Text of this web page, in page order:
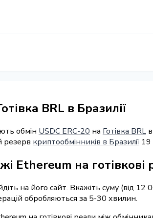
BRL в Бразилії
обмін USDC ERC-20 на Готівка BRL
резерв криптообмінників в Бразилії
Ethereum на готівкові
на його сайт. Вкажіть суму (від
обробляються за 5-30 хвилин.